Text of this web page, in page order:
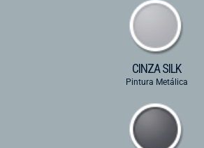
CINZA SILK
Pintura Metálica